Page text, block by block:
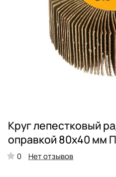
Круг лепестковый
оправкой 80х40 мм
0 Нет отзывов